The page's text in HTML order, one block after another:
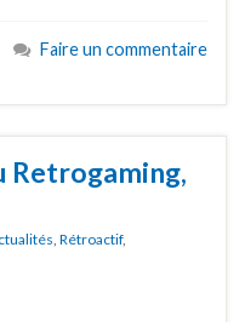
Faire un commentaire
Retrogaming,
Rétroactif,